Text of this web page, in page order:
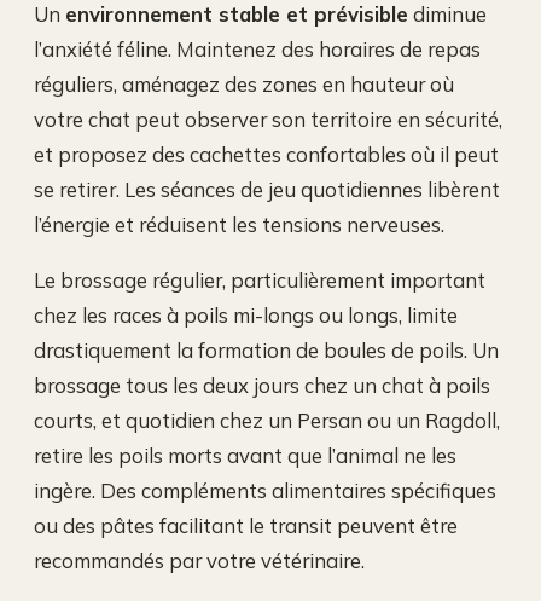
Un environnement stable et prévisible diminue
l’anxiété féline. Maintenez des horaires de repas
réguliers, aménagez des zones en hauteur où
votre chat peut observer son territoire en sécurité,
et proposez des cachettes confortables où il peut
se retirer. Les séances de jeu quotidiennes libèrent
l’énergie et réduisent les tensions nerveuses.
Le brossage régulier, particulièrement important
chez les races à poils mi-longs ou longs, limite
drastiquement la formation de boules de poils. Un
brossage tous les deux jours chez un chat à poils
courts, et quotidien chez un Persan ou un Ragdoll,
retire les poils morts avant que l’animal ne les
ingère. Des compléments alimentaires spécifiques
ou des pâtes facilitant le transit peuvent être
recommandés par votre vétérinaire.